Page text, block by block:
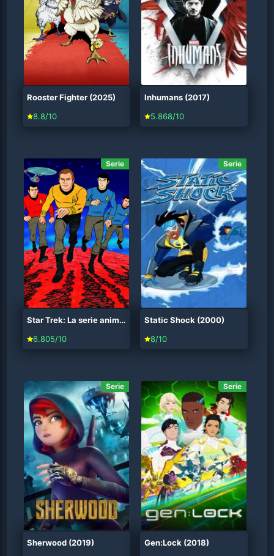
Rooster Fighter (2025)
8.8/10
Inhumans (2017)
5.868/10
Serie
Star Trek: La serie animada (1973)
6.805/10
Serie
Static Shock (2000)
8/10
Serie
Sherwood (2019)
Serie
Gen:Lock (2018)